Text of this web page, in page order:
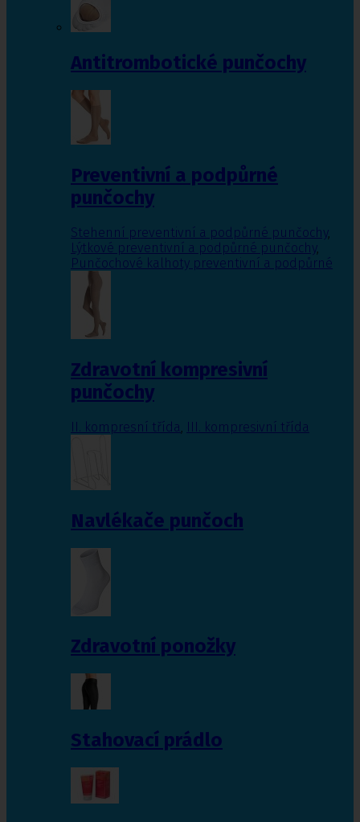
Antitrombotické punčochy
Preventivní a podpůrné
punčochy
Stehenní preventivní a podpůrné punčochy,
Lýtkové preventivní a podpůrné punčochy,
Punčochové kalhoty preventivní a podpůrné
Zdravotní kompresivní
punčochy
II. kompresní třída III. kompresivní třída
Navlékače punčoch
Zdravotní ponožky
Stahovací prádlo